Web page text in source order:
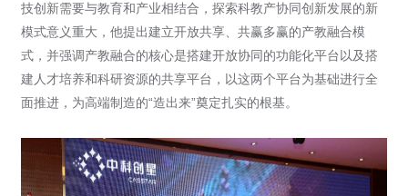
技创新需要与教育和产业相结合，探索科教产协同创新发展的新
模式意义重大，他提出建立开放共享、共赢多赢的产教融合模
式，并强调产教融合的核心是搭建开放协同的功能化平台以及搭
建人才培养和科研资源的共享平台，以这两个平台为基础进行全
面推进，为高端制造的“造出来”奠定扎实的根基。